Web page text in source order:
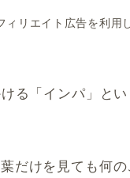
リエイト広告を利用
る「インパ」と
葉だけを見ても何